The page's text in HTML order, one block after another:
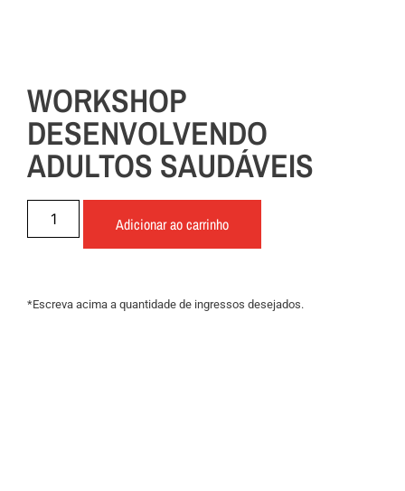
WORKSHOP
DESENVOLVENDO
ADULTOS SAUDÁVEIS
Adicionar ao carrinho
*Escreva acima a quantidade de ingressos desejados.